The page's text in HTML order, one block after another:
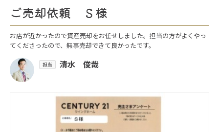
ご売却依頼 Ｓ様
お店が近かったので資産売却をお任せしました。担当の方がよくやっ
てくださったので、無事売却できて良かったです。
担当 清水 俊哉